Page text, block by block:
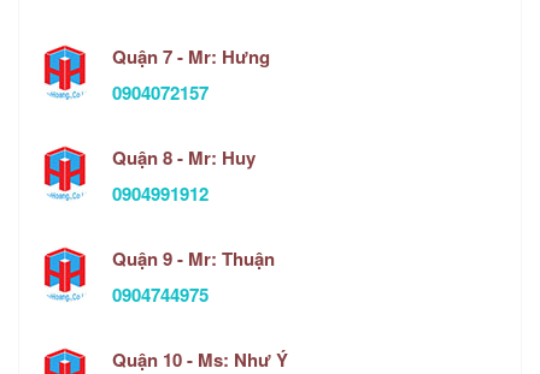
Quận 7 - Mr: Hưng
0904072157
Quận 8 - Mr: Huy
0904991912
Quận 9 - Mr: Thuận
0904744975
Quận 10 - Ms: Như Ý